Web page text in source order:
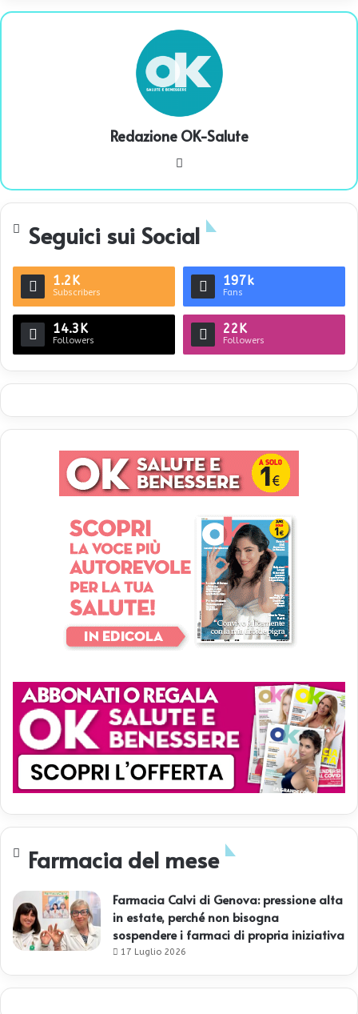
Redazione OK-Salute
te
Seguici sui Social
1.2K
Subscribers
197k
Fans
14.3K
Followers
22K
Followers
Farmacia del mese
Farmacia Calvi di Genova: pressione alta
in estate, perché non bisogna
sospendere i farmaci di propria iniziativa
17 Luglio 2026